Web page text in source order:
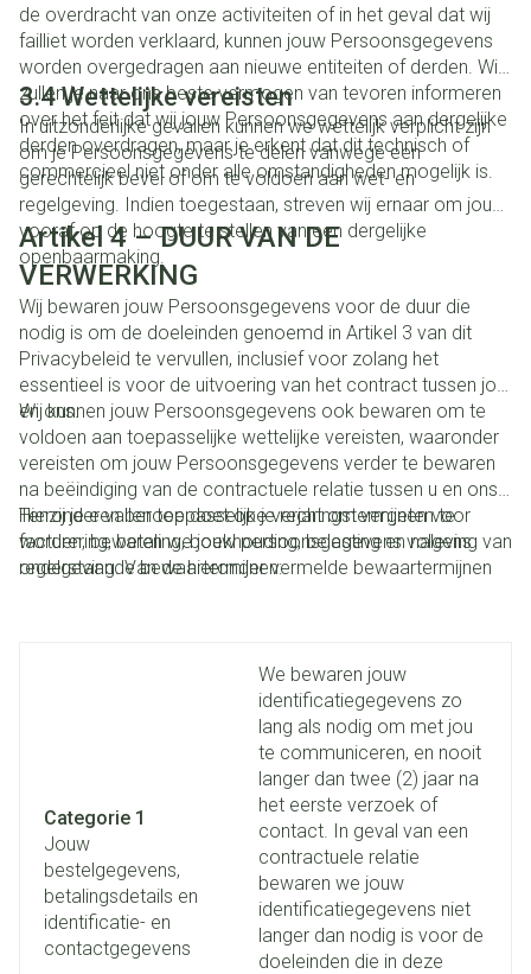
de overdracht van onze activiteiten of in het geval dat wij
failliet worden verklaard, kunnen jouw Persoonsgegevens
worden overgedragen aan nieuwe entiteiten of derden. Wij
zullen je naar ons beste vermogen van tevoren informeren
over het feit dat wij jouw Persoonsgegevens aan dergelijke
derden overdragen, maar je erkent dat dit technisch of
commercieel niet onder alle omstandigheden mogelijk is.
3.4 Wettelijke vereisten
In uitzonderlijke gevallen kunnen we wettelijk verplicht zijn
om je Persoonsgegevens te delen vanwege een
gerechtelijk bevel of om te voldoen aan wet- en
regelgeving. Indien toegestaan, streven wij ernaar om jou
vooraf op de hoogte te stellen van een dergelijke
openbaarmaking.
Artikel 4 – DUUR VAN DE
VERWERKING
Wij bewaren jouw Persoonsgegevens voor de duur die
nodig is om de doeleinden genoemd in Artikel 3 van dit
Privacybeleid te vervullen, inclusief voor zolang het
essentieel is voor de uitvoering van het contract tussen jou
en ons.
Wij kunnen jouw Persoonsgegevens ook bewaren om te
voldoen aan toepasselijke wettelijke vereisten, waaronder
vereisten om jouw Persoonsgegevens verder te bewaren
na beëindiging van de contractuele relatie tussen u en ons.
Hieronder vallen toepasselijke verjaringstermijnen voor
facturering, betaling, boekhouding, belasting en naleving van
regelgeving. Van de hieronder vermelde bewaartermijnen
Tenzij je een beroep doet op je recht om vergeten te
worden, bewaren we jouw persoonsgegevens volgens
onderstaande bewaartermijnen:
Categorie 1
Jouw
bestelgegevens,
betalingsdetails en
identificatie- en
contactgegevens
We bewaren jouw
identificatiegegevens zo
lang als nodig om met jou
te communiceren, en nooit
langer dan twee (2) jaar na
het eerste verzoek of
contact. In geval van een
contractuele relatie
bewaren we jouw
identificatiegegevens niet
langer dan nodig is voor de
doeleinden die in deze